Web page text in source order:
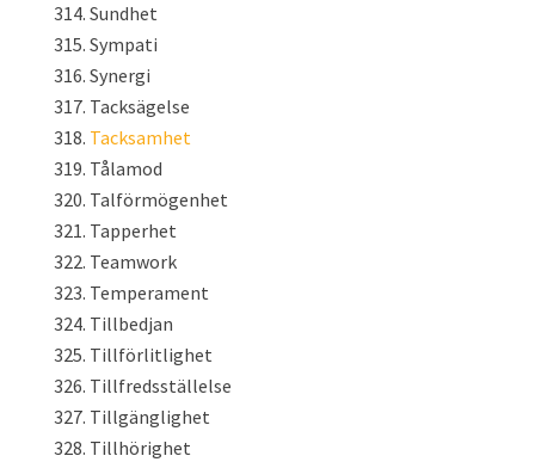
Sundhet
Sympati
Synergi
Tacksägelse
Tacksamhet
Tålamod
Talförmögenhet
Tapperhet
Teamwork
Temperament
Tillbedjan
Tillförlitlighet
Tillfredsställelse
Tillgänglighet
Tillhörighet